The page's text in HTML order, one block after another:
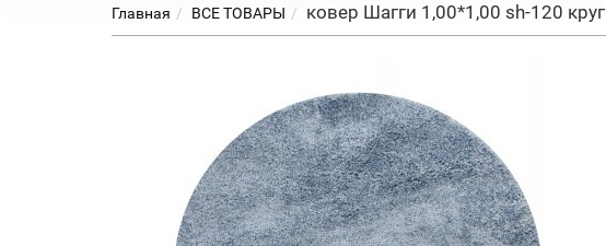
Главная ВСЕ ТОВАРЫ ковер Шагги 1,00*1,00 sh-120 круг